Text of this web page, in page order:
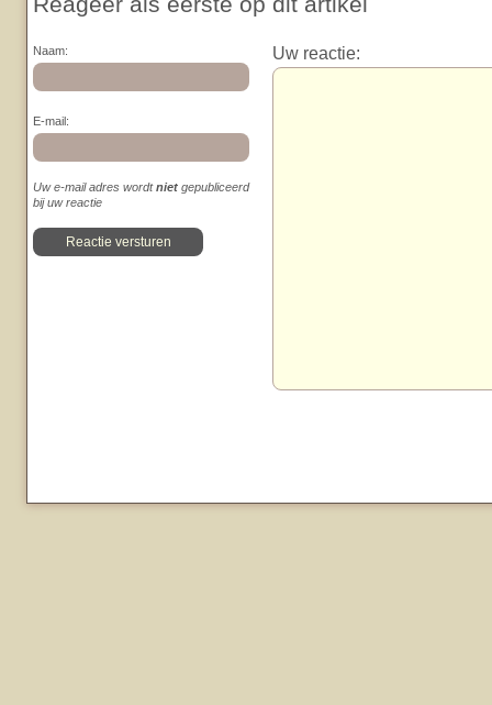
Naam:
E-mail:
Uw e-mail adres wordtniet gepubliceerd
bij uw reactie
Uw reactie: